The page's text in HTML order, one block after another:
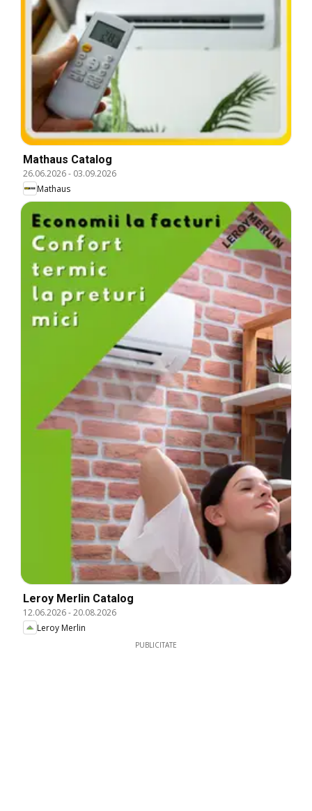
Mathaus Catalog
26.06.2026- 03.09.2026
Mathaus
Leroy Merlin Catalog
12.06.2026-20.08.2026
Leroy Merlin
PUBLICITATE